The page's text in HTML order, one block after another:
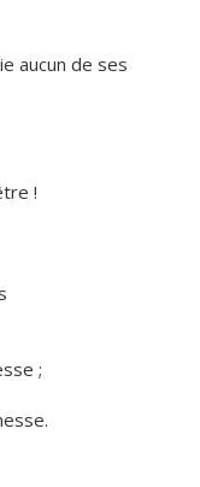
aucun de ses
!
;